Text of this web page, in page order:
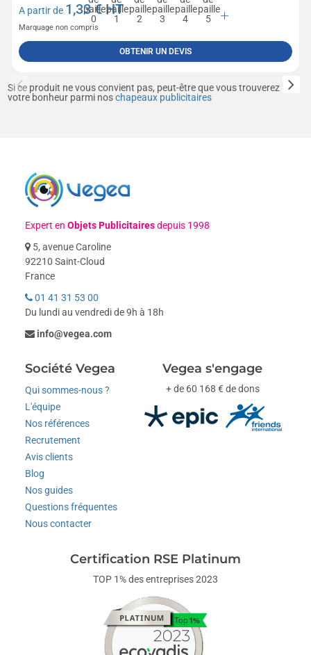
A partir de 1,33€ HT
Marquage non compris
OBTENIR UN DEVIS
Si ce produit ne vous convient pas, peut-être que vous trouverez
votre bonheur parmi noschapeaux publicitaires
Expert enObjets Publicitairesdepuis 1998
5, avenue Caroline
92210 Saint-Cloud
France
01 41 31 53 00
Du lundi au vendredi de 9h à 18h
info@vegea.com
Société Vegea
Qui sommes-nous ?
L'équipe
Nos références
Recrutement
Avis clients
Blog
Nos guides
Questions fréquentes
Nous contacter
Vegea s'engage
+ de 60 168 € de dons
Certification RSE Platinum
TOP 1% des entreprises 2023